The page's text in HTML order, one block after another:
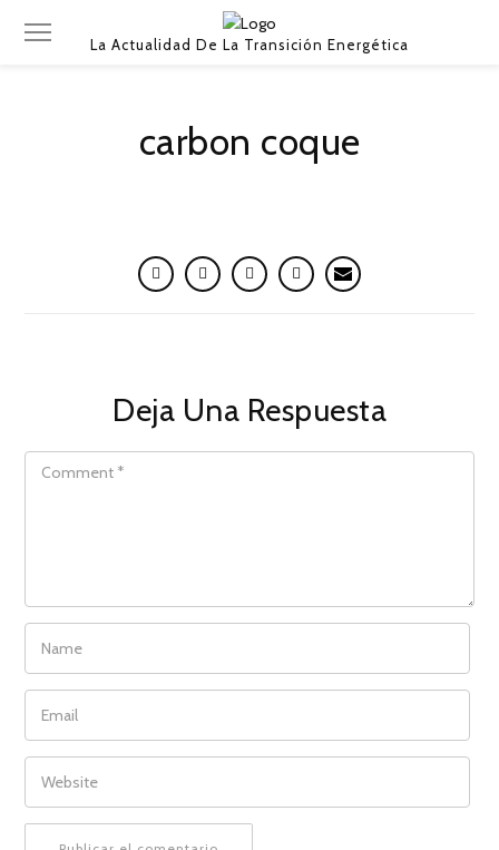
La Actualidad De La Transición Energética
carbon coque
Deja Una Respuesta
COMMENT
NAME
EMAIL
WEBSITE